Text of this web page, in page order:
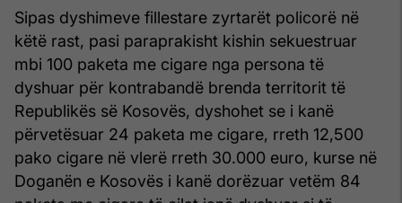
Sipas dyshimeve fillestare zyrtarët policorë në
këtë rast, pasi paraprakisht kishin sekuestruar
mbi 100 paketa me cigare nga persona të
dyshuar për kontrabandë brenda territorit të
Republikës së Kosovës, dyshohet se i kanë
përvetësuar 24 paketa me cigare, rreth 12,500
pako cigare në vlerë rreth 30.000 euro, kurse në
Doganën e Kosovës i kanë dorëzuar vetëm 84